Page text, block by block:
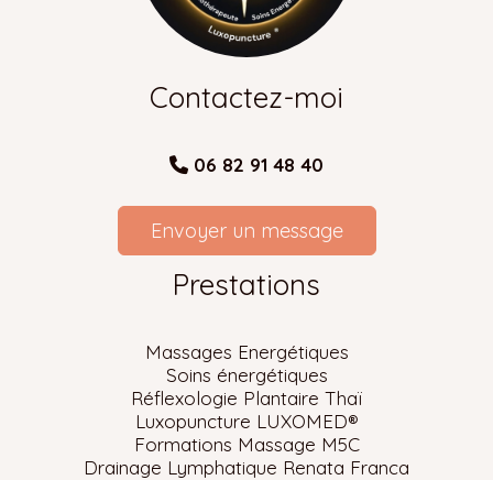
Contactez-moi
 06 82 91 48 40
Envoyer un message
Prestations
Massages Energétiques
Soins énergétiques
Réflexologie Plantaire Thaï
Luxopuncture LUXOMED®
Formations Massage M5C
Drainage Lymphatique Renata Franca